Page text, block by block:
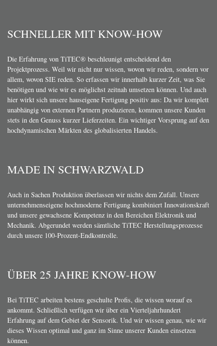
SCHNELLER MIT KNOW-HOW
Die Erfahrung von TiTEC® beschleunigt entscheidend den
Projektprozess. Weil wir nicht nur wissen, wovon wir reden, sondern vor
allem, wovon SIE reden. So erfassen wir innerhalb kurzer Zeit, was Sie
benötigen und wie wir es möglichst zeitnah umsetzen können. Und auch
hier wirkt sich unsere hauseigene Fertigung positiv aus: Da wir komplett
unabhängig von externen Partnern produzieren, kommen unsere Kunden
stets in den Genuss kurzer Lieferzeiten. Ein wichtiger Vorsprung auf den
hochdynamischen Märkten des globalisierten Handels.
MADE IN SCHWARZWALD
Auch in Sachen Produktion überlassen wir nichts dem Zufall. Unsere
unternehmenseigene hochmoderne Fertigung kombiniert Innovationskraft
und unsere gewachsene Kompetenz in den Bereichen Elektronik und
Mechanik. Abgerundet werden sämtliche TiTEC Herstellungsprozesse
durch unsere 100-Prozent-Endkontrolle.
ÜBER 25 JAHRE KNOW-HOW
Bei TiTEC arbeiten bestens geschulte Profis, die wissen worauf es
ankommt. Schließlich verfügen wir über ein Vierteljahrhundert
Erfahrung auf dem Gebiet der Sensorik. Und wir wissen genau, wie wir
dieses Wissen optimal und ganz im Sinne unserer Kunden einsetzen
können.